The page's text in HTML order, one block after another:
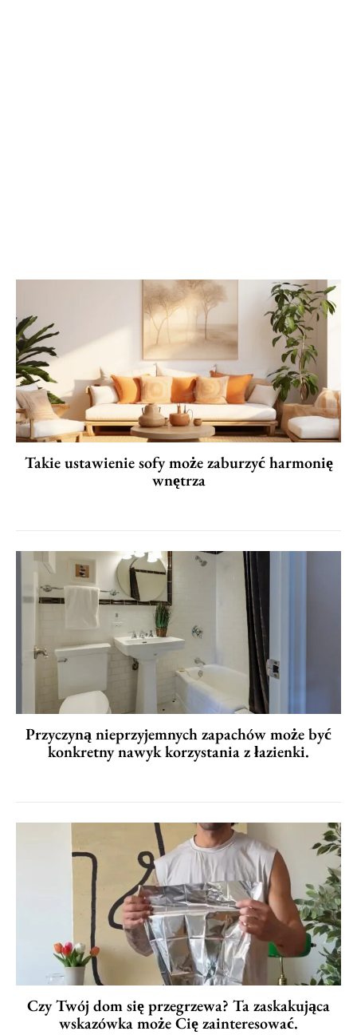
Takie ustawienie sofy może zaburzyć harmonię
wnętrza
Przyczyną nieprzyjemnych zapachów może być
konkretny nawyk korzystania z łazienki.
Czy Twój dom się przegrzewa? Ta zaskakująca
wskazówka może Cię zainteresować.